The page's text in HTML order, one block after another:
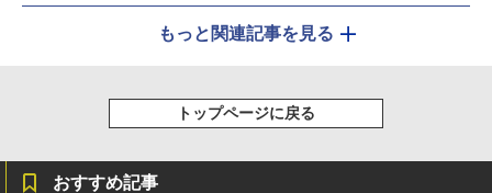
もっと関連記事を見る
トップページに戻る
おすすめ記事